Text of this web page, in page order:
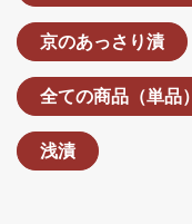
京のあっさり漬
全ての商品（単品）
浅漬